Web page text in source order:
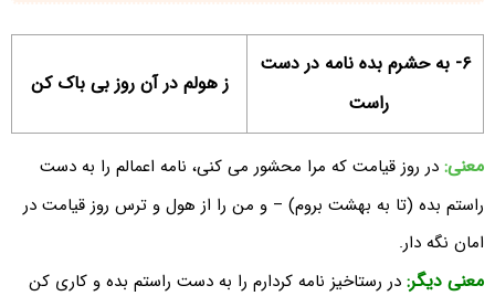
۶- به حشرم بده نامه در دست
راست
ز هولم در آن روز بی باک کن
معنی: در روز قیامت که مرا محشور می کنی، نامه اعمالم را به دست
راستم بده (تا به بهشت بروم) – و من را از هول و ترس روز قیامت در
امان نگه دار.
معنی دیگر: در رستاخیز نامه کردارم را به دست راستم بده و کاری کن